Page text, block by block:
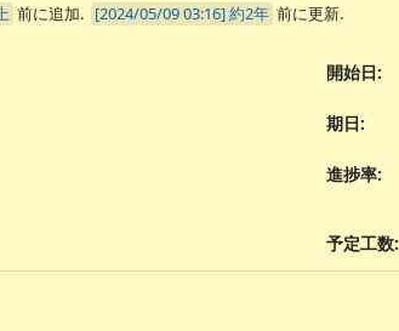
前に追加. 約2年 前に更新.
開始日:
期日:
進捗率:
予定工数: